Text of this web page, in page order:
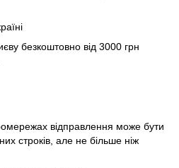
безкоштовно від 3000 грн
відправлення може бути
строків, але не більше ніж